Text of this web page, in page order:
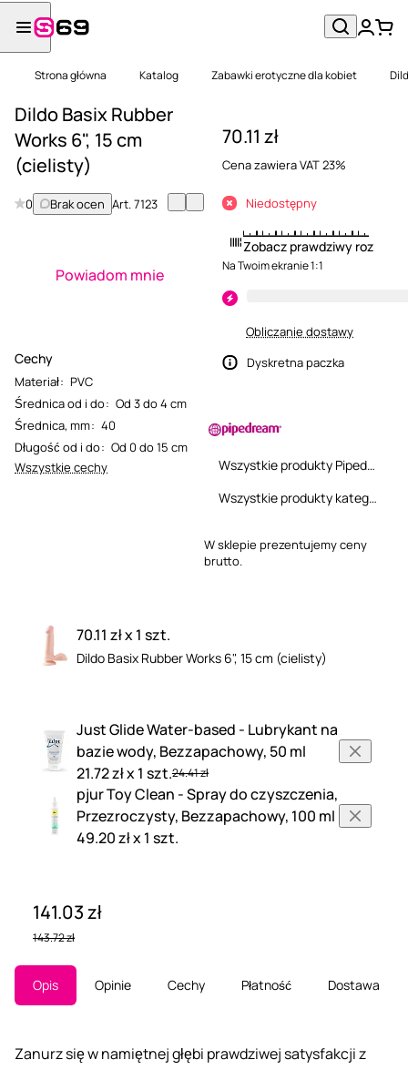
Strona główna Katalog Zabawki erotyczne dla kobiet
Dildo Basix Rubber
Works 6", 15 cm
(cielisty)
0 Brak ocen Art.7123
Powiadom mnie
Cechy
Materiał: PVC
Średnica od i do: Od 3 do 4 cm
Średnica, mm: 40
Długość od i do: Od 0 do 15 cm
Wszystkie cechy
70.11 zł
Cena zawiera VAT 23%
Niedostępny
Zobacz prawdziwy rozmiar
Na Twoim ekranie 1:1
Obliczanie dostawy
Dyskretna paczka
Wszystkie produkty Pipedream
Wszystkie produkty kategorii
W sklepie prezentujemy ceny
brutto.
70.11 zł x 1 szt.
Dildo Basix Rubber Works 6", 15 cm (cielisty)
Just Glide Water-based - Lubrykant na
bazie wody, Bezzapachowy, 50 ml
21.72 zł x 1 szt.24.41 zł
pjur Toy Clean - Spray do czyszczenia,
Przezroczysty, Bezzapachowy, 100 ml
49.20 zł x 1 szt.
141.03 zł
143.72 zł
Opis Opinie Cechy Płatność Dostawa
Zanurz się w namiętnej głębi prawdziwej satysfakcji z